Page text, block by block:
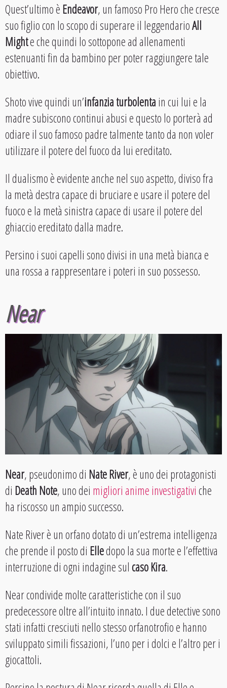
Quest’ultimo èEndeavor, un famoso Pro Hero che cresce
suo figlio con lo scopo di superare il leggendarioAll
Mighte che quindi lo sottopone ad allenamenti
estenuanti fin da bambino per poter raggiungere tale
obiettivo.
Shoto vive quindi un’infanzia turbolentain cui lui e la
madre subiscono continui abusi e questo lo porterà ad
odiare il suo famoso padre talmente tanto da non voler
utilizzare il potere del fuoco da lui ereditato.
Il dualismo è evidente anche nel suo aspetto, diviso fra
la metà destra capace di bruciare e usare il potere del
fuoco e la metà sinistra capace di usare il potere del
ghiaccio ereditato dalla madre.
Persino i suoi capelli sono divisi in una metà bianca e
una rossa a rappresentare i poteri in suo possesso.
Near
Near, pseudonimo di Nate River, è uno dei protagonisti
di Death Note, uno dei migliori anime investigativiche
ha riscosso un ampio successo.
Nate River è un orfano dotato di un’estrema intelligenza
che prende il posto di Elledopo la sua morte e l’effettiva
interruzione di ogni indagine sulcaso Kira.
Near condivide molte caratteristiche con il suo
predecessore oltre all’intuito innato. I due detective sono
stati infatti cresciuti nello stesso orfanotrofio e hanno
sviluppato simili fissazioni, l’uno per i dolci e l’altro per i
giocattoli.